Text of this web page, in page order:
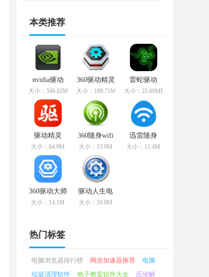
本类推荐
nvidia驱动
v460.79
大小：598.82MB
360驱动精灵
v2.0.0.1690
大小：189.71MB
雷蛇驱动
v2.21.24.34
大小：25.69MB
驱动精灵
v9.61.3708.3054
官方版
大小：64.9M
360随身wifi
驱动
v5.3.0.5005
官方版
大小：13.9M
迅雷随身
wifi驱动
v1.0.2.96官
大小：11.4M
360驱动大师
v2.0.0.1700
官方版
大小：14.1M
驱动人生电
脑版
v8.3.52.172
大小：59.8M
热门标签
电脑浏览器排行榜 网游加速器推荐
电脑
垃圾清理软件
电子教室软件大全
压缩解